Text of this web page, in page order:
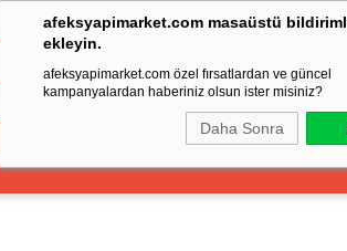
afeksyapimarket.com masaüstü
ekleyin.
afeksyapimarket.com özel fırsatlardan ve güncel
kampanyalardan haberiniz olsun ister misiniz?
Daha Sonra